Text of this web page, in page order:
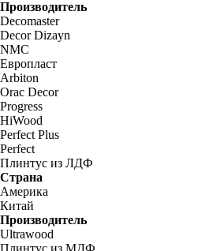
Производитель
Decomaster
Decor Dizayn
NMC
Европласт
Arbiton
Orac Decor
Progress
HiWood
Perfect Plus
Perfect
Плинтус из ЛДФ
Страна
Америка
Китай
Производитель
Ultrawood
Плинтус из МДФ